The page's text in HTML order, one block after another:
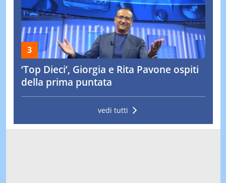
‘Top Dieci’, Giorgia e Rita Pavone ospiti
della prima puntata
vedi tutti